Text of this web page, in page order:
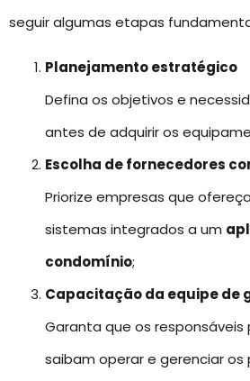
seguir algumas etapas
Planejamento estratégico
Defina os objetivos e
antes de adquirir os
Escolha de fornecedores
Priorize empresas que
sistemas integrados a um
condomínio;
Capacitação da equipe de
Garanta que os
saibam operar e gerenciar os